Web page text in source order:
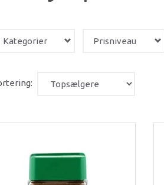
Kategorier Prisniveau